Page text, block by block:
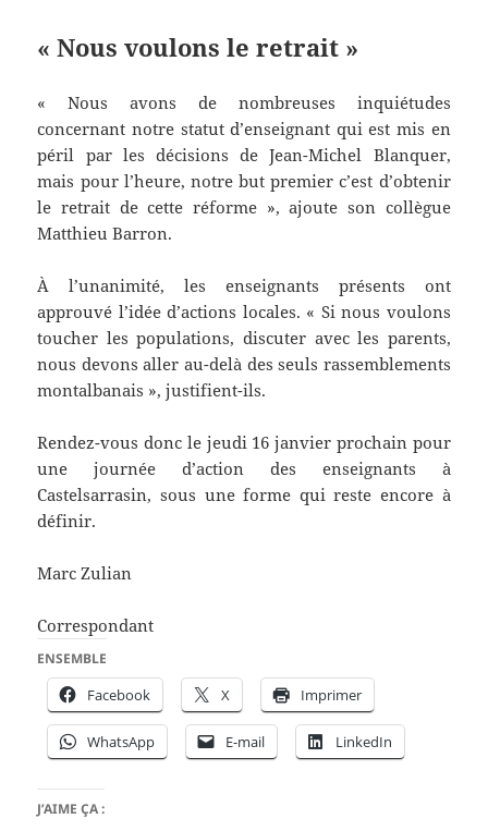
« Nous voulons le retrait »
« Nous avons de nombreuses inquiétudes
concernant notre statut d’enseignant qui est mis en
péril par les décisions de Jean-Michel Blanquer,
mais pour l’heure, notre but premier c’est d’obtenir
le retrait de cette réforme », ajoute son collègue
Matthieu Barron.
À l’unanimité, les enseignants présents ont
approuvé l’idée d’actions locales. « Si nous voulons
toucher les populations, discuter avec les parents,
nous devons aller au-delà des seuls rassemblements
montalbanais », justifient-ils.
Rendez-vous donc le jeudi 16 janvier prochain pour
une journée d’action des enseignants à
Castelsarrasin, sous une forme qui reste encore à
définir.
Marc Zulian
Correspondant
ENSEMBLE
Facebook X Imprimer
WhatsApp E-mail LinkedIn
J’AIME ÇA :